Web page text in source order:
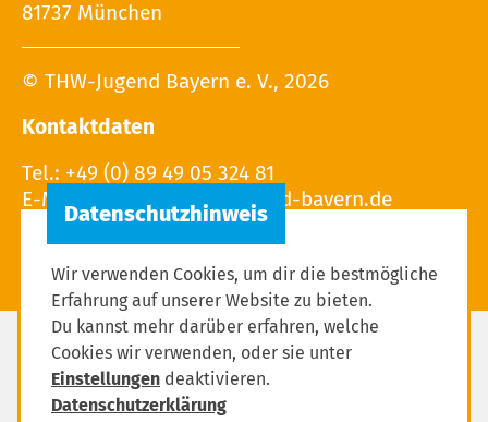
81737 München
© THW-Jugend Bayern e. V., 2026
Kontaktdaten
Tel.: +49 (0) 89 49 05 324 81
E-Mail:
Impressum
Datenschutzerklärung
Wir verwenden Cookies, um dir die bestmögliche
Erfahrung auf unserer Website zu bieten.
Du kannst mehr darüber erfahren, welche
Cookies wir verwenden, oder sie unter
Einstellungen deaktivieren.
Datenschutzerklärung